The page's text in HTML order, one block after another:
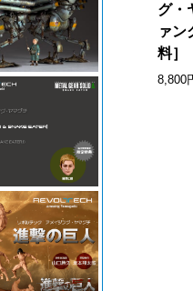
グ・
ァン
料］
8,800